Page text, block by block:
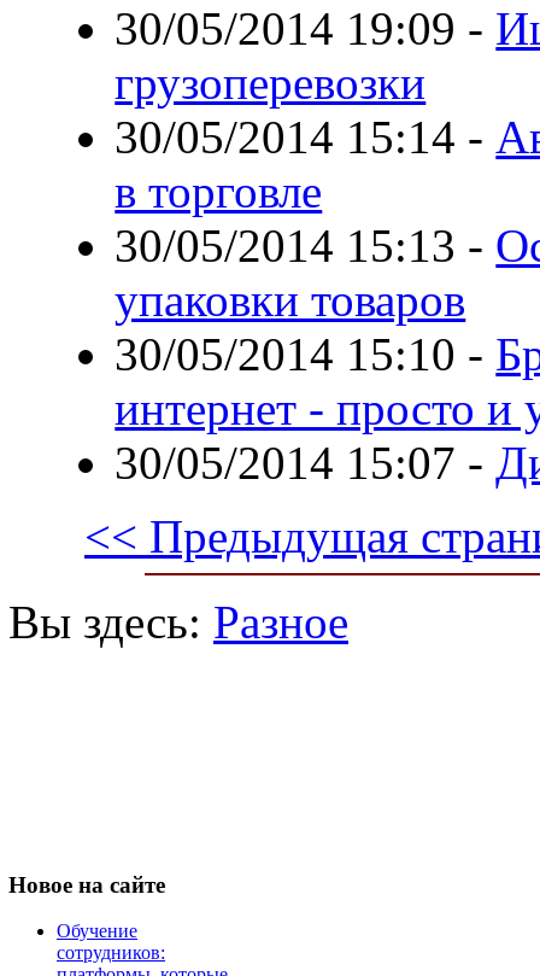
30/05/2014 19:09 -
грузоперевозки
30/05/2014 15:14 -
в торговле
30/05/2014 15:13 -
упаковки товаров
30/05/2014 15:10 -
интернет - просто и
30/05/2014 15:07 -
<< Предыдущая
Вы здесь: Разное
Новое на сайте
Обучение
сотрудников: